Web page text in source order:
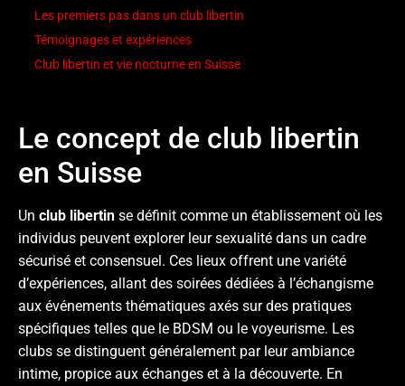
Les premiers pas dans un club libertin
Témoignages et expériences
Club libertin et vie nocturne en Suisse
Le concept de club libertin
en Suisse
Un club libertin se définit comme un établissement où les
individus peuvent explorer leur sexualité dans un cadre
sécurisé et consensuel. Ces lieux offrent une variété
d’expériences, allant des soirées dédiées à l’échangisme
aux événements thématiques axés sur des pratiques
spécifiques telles que le BDSM ou le voyeurisme. Les
clubs se distinguent généralement par leur ambiance
intime, propice aux échanges et à la découverte. En